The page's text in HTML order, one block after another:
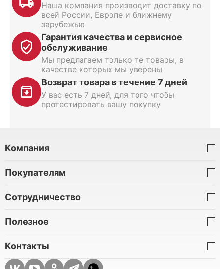
Наша компания производит доставку по
всей России, Европе и ближнему
зарубежью
Гарантия качества и сервисное
обслуживание
Мы предлагаем только те товары, в
качестве которых мы уверены
Возврат товара в течение 7 дней
У вас есть 7 дней, для того чтобы
протестировать вашу покупку
Компания
Покупателям
Сотрудничество
Полезное
Контакты